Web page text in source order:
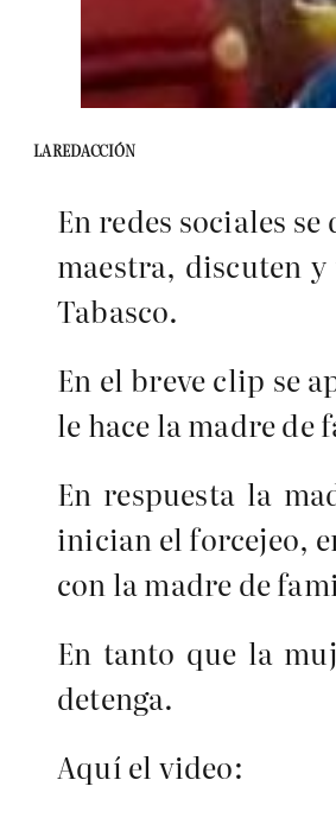
LA REDACCIÓN
En redes sociales
maestra, discuten
Tabasco.
En el breve clip se
le hace la madre
En respuesta la
inician el forcejeo,
con la madre de
En tanto que la
detenga.
Aquí el video: